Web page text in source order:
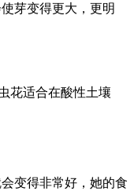
芽变得更大，更明
花适合在酸性土壤
变得非常好，她的食